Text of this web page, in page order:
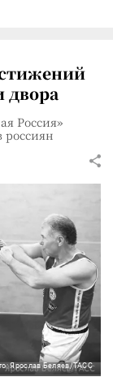
двора
Россия»
Ярослав Беляев/ТАСС